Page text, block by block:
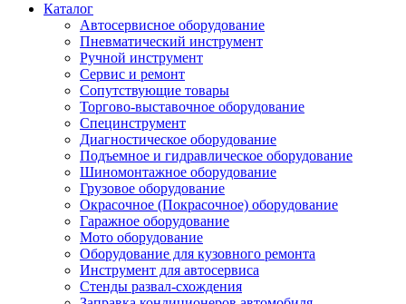
Каталог
Автосервисное оборудование
Пневматический инструмент
Ручной инструмент
Сервис и ремонт
Сопутствующие товары
Торгово-выставочное оборудование
Специнструмент
Диагностическое оборудование
Подъемное и гидравлическое оборудование
Шиномонтажное оборудование
Грузовое оборудование
Окрасочное (Покрасочное) оборудование
Гаражное оборудование
Мото оборудование
Оборудование для кузовного ремонта
Инструмент для автосервиса
Стенды развал-схождения